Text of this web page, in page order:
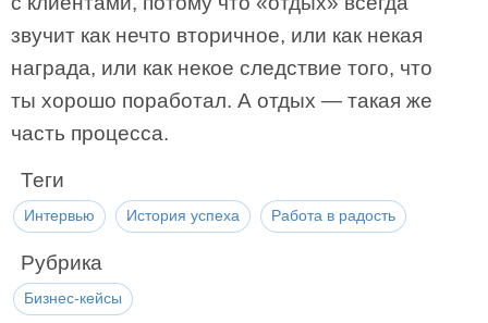
звучит как нечто вторичное, или как некая
награда, или как некое следствие того, что
ты хорошо поработал. А отдых — такая же
часть процесса.
Теги
Интервью История успеха Работа в радость
Рубрика
Бизнес-кейсы